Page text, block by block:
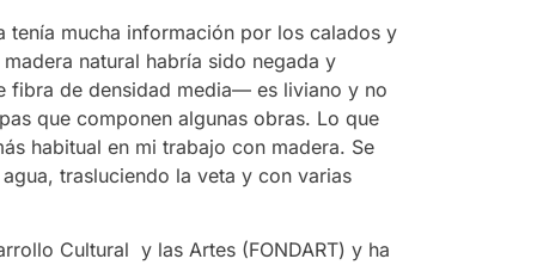
tenía mucha información por los calados y
natural habría sido negada y
fibra de densidad media— es liviano y no
que componen algunas obras. Lo que
habitual en mi trabajo con madera. Se
trasluciendo la veta y con varias
Cultural y las Artes (FONDART) y ha